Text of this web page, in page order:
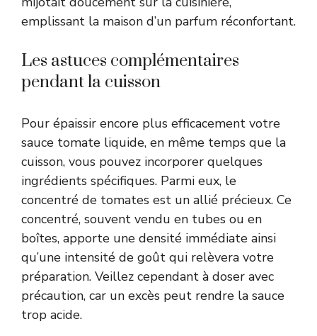
emplissant la maison d’un parfum réconfortant.
Les astuces complémentaires
pendant la cuisson
Pour épaissir encore plus efficacement votre
sauce tomate liquide, en même temps que la
cuisson, vous pouvez incorporer quelques
ingrédients spécifiques. Parmi eux, le
concentré de tomates est un allié précieux. Ce
concentré, souvent vendu en tubes ou en
boîtes, apporte une densité immédiate ainsi
qu’une intensité de goût qui relèvera votre
préparation. Veillez cependant à doser avec
précaution, car un excès peut rendre la sauce
trop acide.